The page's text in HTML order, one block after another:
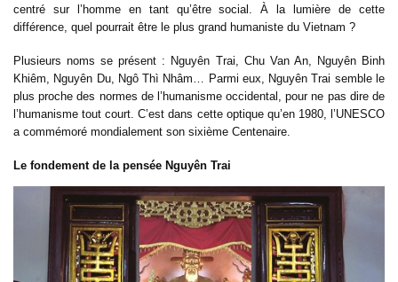
centré sur l’homme en tant qu’être social. À la lumière de cette
différence, quel pourrait être le plus grand humaniste du Vietnam ?
Plusieurs noms se présent : Nguyên Trai, Chu Van An, Nguyên Binh
Khiêm, Nguyên Du, Ngô Thì Nhâm… Parmi eux, Nguyên Trai semble le
plus proche des normes de l’humanisme occidental, pour ne pas dire de
l’humanisme tout court. C’est dans cette optique qu’en 1980, l’UNESCO
a commémoré mondialement son sixième Centenaire.
Le fondement de la pensée Nguyên Trai